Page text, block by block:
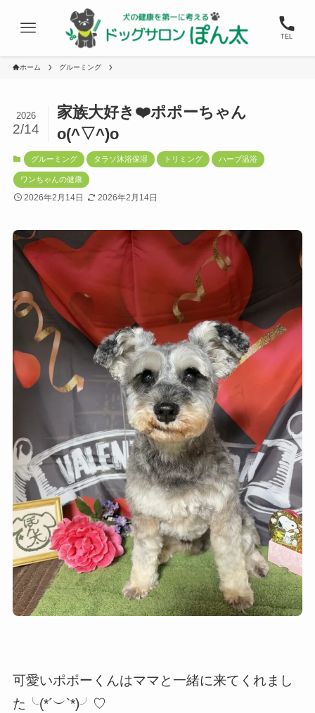
TEL
ホーム グルーミング
家族大好き❤️ポポーちゃん
o(^▽^)o
2026
2/14
グルーミング タラソ沐浴保湿 トリミング ハーブ温浴
ワンちゃんの健康
2026年2月14日 2026年2月14日
可愛いポポーくんはママと一緒に来てくれまし
た╰(*´︶`*)╯♡